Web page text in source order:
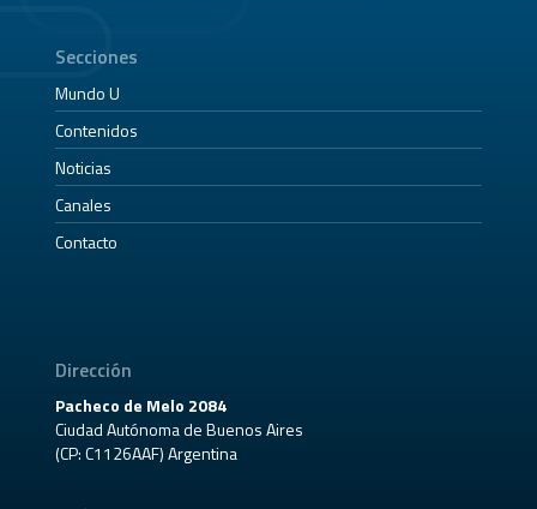
Secciones
Mundo U
Contenidos
Noticias
Canales
Contacto
Dirección
Pacheco de Melo 2084
Ciudad Autónoma de Buenos Aires
(CP: C1126AAF) Argentina